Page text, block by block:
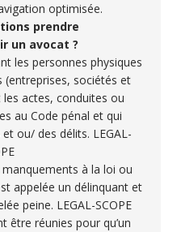
optimisée.
prendre
un avocat ?
les personnes physiques
(entreprises, sociétés et
actes, conduites ou
au Code pénal et qui
ou/ des délits. LEGAL-
à la loi ou
appelée un délinquant et
peine. LEGAL-SCOPE
être réunies pour qu’un